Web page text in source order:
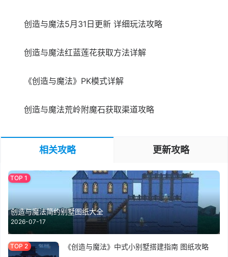
创造与魔法5月31日更新 详细玩法攻略
创造与魔法红蓝莲花获取方法详解
《创造与魔法》PK模式详解
创造与魔法荒岭附魔石获取渠道攻略
相关攻略 更新攻略
创造与魔法简约别墅图纸大全
2026-07-17
《创造与魔法》中式小别墅搭建指南 图纸攻略